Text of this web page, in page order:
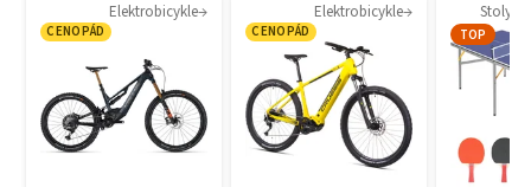
Elektrobicykle
CENOPÁD
Elektrobicykle
CENOPÁD
Stoly
TOP